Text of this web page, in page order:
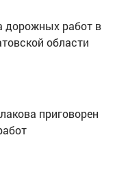
дорожных работ в
области
приговорен